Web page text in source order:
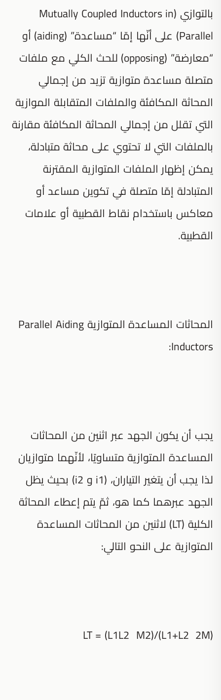
بالتوازي (Mutually Coupled Inductors in
Parallel) على أنّها إمّا “مساعدة” (aiding) أو
“معارضة” (opposing) للحث الكلي مع ملفات
متصلة مساعدة متوازية تزيد من إجمالي
المحاثة المكافئة والملفات المتقابلة الموازية
التي تقلل من إجمالي المحاثة المكافئة مقارنة
بالملفات التي لا تحتوي على محاثة متبادلة،
يمكن إظهار الملفات المتوازية المقترنة
المتبادلة إمّا متصلة في تكوين مساعد أو
معاكس باستخدام نقاط القطبية أو علامات
القطبية.
المحاثات المساعدة المتوازية Parallel Aiding
Inductors:
يجب أن يكون الجهد عبر اثنين من المحاثات
المساعدة المتوازية متساويًا، لأنّهما متوازيان
لذا يجب أن يتغير التياران، (i1 و i2) بحيث يظل
الجهد عبرهما كما هو، ثمّ يتم إعطاء المحاثة
الكلية (LT) لاثنين من المحاثات المساعدة
المتوازية على النحو التالي:
LT = (L1L2 M2)/(L1+L2 2M)